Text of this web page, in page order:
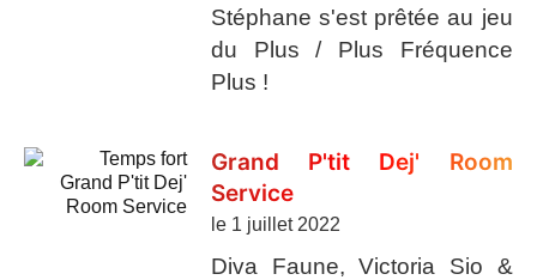
Stéphane s'est prêtée au jeu
du Plus / Plus Fréquence
Plus !
Grand P'tit Dej' Room
Service
le 1 juillet 2022
Diva Faune, Victoria Sio &